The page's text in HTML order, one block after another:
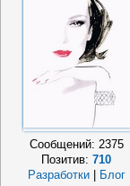
Сообщений: 2375
Позитив:710
Разработки
Блог